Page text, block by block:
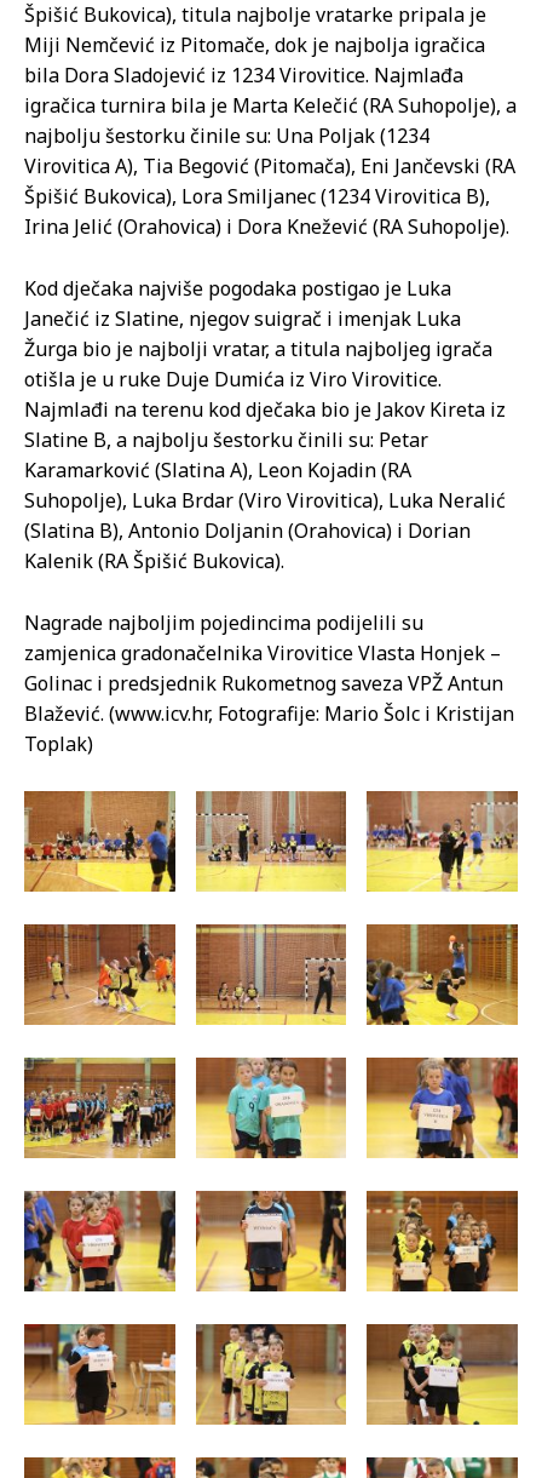
Špišić Bukovica), titula najbolje vratarke pripala je
Miji Nemčević iz Pitomače, dok je najbolja igračica
bila Dora Sladojević iz 1234 Virovitice. Najmlađa
igračica turnira bila je Marta Kelečić (RA Suhopolje), a
najbolju šestorku činile su: Una Poljak (1234
Virovitica A), Tia Begović (Pitomača), Eni Jančevski (RA
Špišić Bukovica), Lora Smiljanec (1234 Virovitica B),
Irina Jelić (Orahovica) i Dora Knežević (RA Suhopolje).
Kod dječaka najviše pogodaka postigao je Luka
Janečić iz Slatine, njegov suigrač i imenjak Luka
Žurga bio je najbolji vratar, a titula najboljeg igrača
otišla je u ruke Duje Dumića iz Viro Virovitice.
Najmlađi na terenu kod dječaka bio je Jakov Kireta iz
Slatine B, a najbolju šestorku činili su: Petar
Karamarković (Slatina A), Leon Kojadin (RA
Suhopolje), Luka Brdar (Viro Virovitica), Luka Neralić
(Slatina B), Antonio Doljanin (Orahovica) i Dorian
Kalenik (RA Špišić Bukovica).
Nagrade najboljim pojedincima podijelili su
zamjenica gradonačelnika Virovitice Vlasta Honjek –
Golinac i predsjednik Rukometnog saveza VPŽ Antun
Blažević. (www.icv.hr, Fotografije: Mario Šolc i Kristijan
Toplak)